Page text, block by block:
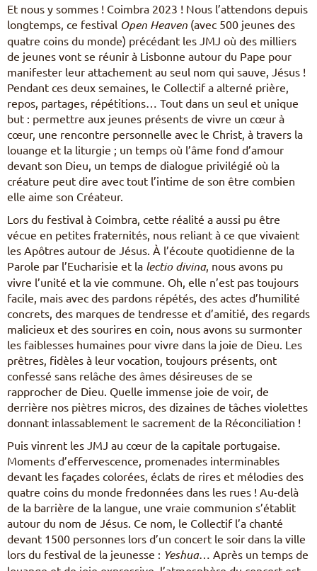
Et nous y sommes ! Coimbra 2023 ! Nous l’attendons depuis
longtemps, ce festival Open Heaven (avec 500 jeunes des
quatre coins du monde) précédant les JMJ où des milliers
de jeunes vont se réunir à Lisbonne autour du Pape pour
manifester leur attachement au seul nom qui sauve, Jésus !
Pendant ces deux semaines, le Collectif a alterné prière,
repos, partages, répétitions… Tout dans un seul et unique
but : permettre aux jeunes présents de vivre un cœur à
cœur, une rencontre personnelle avec le Christ, à travers la
louange et la liturgie ; un temps où l’âme fond d’amour
devant son Dieu, un temps de dialogue privilégié où la
créature peut dire avec tout l’intime de son être combien
elle aime son Créateur.
Lors du festival à Coimbra, cette réalité a aussi pu être
vécue en petites fraternités, nous reliant à ce que vivaient
les Apôtres autour de Jésus. À l’écoute quotidienne de la
Parole par l’Eucharisie et la lectio divina, nous avons pu
vivre l’unité et la vie commune. Oh, elle n’est pas toujours
facile, mais avec des pardons répétés, des actes d’humilité
concrets, des marques de tendresse et d’amitié, des regards
malicieux et des sourires en coin, nous avons su surmonter
les faiblesses humaines pour vivre dans la joie de Dieu. Les
prêtres, fidèles à leur vocation, toujours présents, ont
confessé sans relâche des âmes désireuses de se
rapprocher de Dieu. Quelle immense joie de voir, de
derrière nos piètres micros, des dizaines de tâches violettes
donnant inlassablement le sacrement de la Réconciliation !
Puis vinrent les JMJ au cœur de la capitale portugaise.
Moments d’effervescence, promenades interminables
devant les façades colorées, éclats de rires et mélodies des
quatre coins du monde fredonnées dans les rues ! Au-delà
de la barrière de la langue, une vraie communion s’établit
autour du nom de Jésus. Ce nom, le Collectif l’a chanté
devant 1500 personnes lors d’un concert le soir dans la ville
lors du festival de la jeunesse : Yeshua… Après un temps de